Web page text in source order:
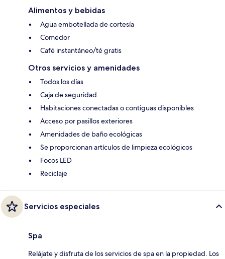
Alimentos y bebidas
Agua embotellada de cortesía
Comedor
Café instantáneo/té gratis
Otros servicios y amenidades
Todos los días
Caja de seguridad
Habitaciones conectadas o contiguas disponibles
Acceso por pasillos exteriores
Amenidades de baño ecológicas
Se proporcionan artículos de limpieza ecológicos
Focos LED
Reciclaje
Servicios especiales
Spa
Relájate y disfruta de los servicios de spa en la propiedad. Los